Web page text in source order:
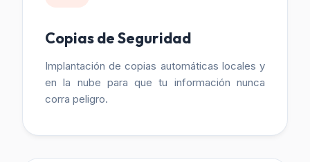
Copias de Seguridad
Implantación de copias automáticas locales y
en la nube para que tu información nunca
corra peligro.